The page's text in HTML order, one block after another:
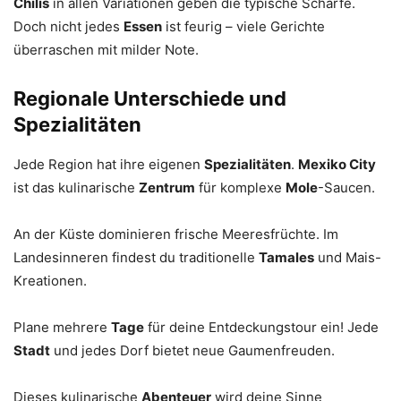
Doch nicht jedes Essen ist feurig – viele Gerichte
überraschen mit milder Note.
Regionale Unterschiede und
Spezialitäten
Jede Region hat ihre eigenen Spezialitäten. Mexiko City
ist das kulinarische Zentrum für komplexe Mole-Saucen.
An der Küste dominieren frische Meeresfrüchte. Im
Landesinneren findest du traditionelle Tamales und Mais-
Kreationen.
Plane mehrere Tage für deine Entdeckungstour ein! Jede
Stadt und jedes Dorf bietet neue Gaumenfreuden.
Dieses kulinarische Abenteuer wird deine Sinne